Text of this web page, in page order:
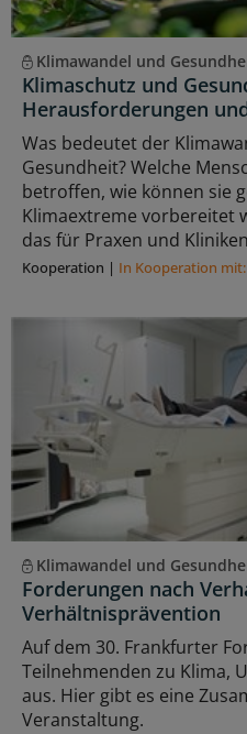
Klimawandel und
Klimaschutz und
Herausforderungen
Was bedeutet der
Gesundheit? Welche
betroffen, wie können sie
Klimaextreme vorbereitet
das für Praxen und
Kooperation | In Kooperation mit:
Klimawandel und
Forderungen nach
Verhältnisprävention
Auf dem 30. Frankfurter
Teilnehmenden zu Klima,
aus. Hier gibt es eine
Veranstaltung.